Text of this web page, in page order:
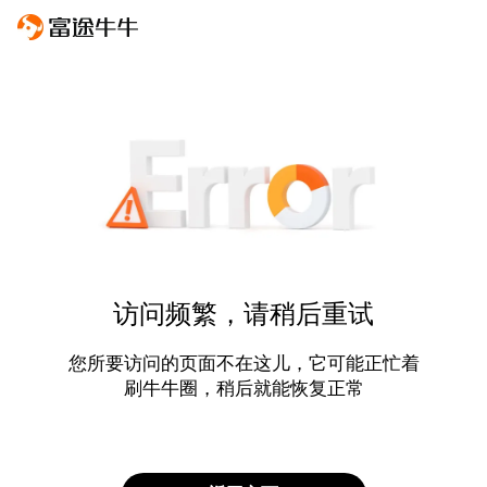
访问频繁，请稍后重试
您所要访问的页面不在这儿，它可能正忙着
刷牛牛圈，稍后就能恢复正常